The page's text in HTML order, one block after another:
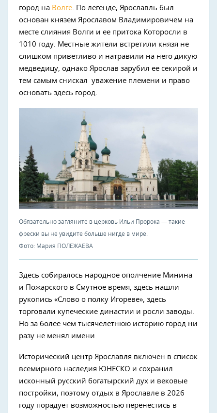
город на Волге. По легенде, Ярославль был
основан князем Ярославом Владимировичем на
месте слияния Волги и ее притока Которосли в
1010 году. Местные жители встретили князя не
слишком приветливо и натравили на него дикую
медведицу, однако Ярослав зарубил ее секирой и
тем самым снискал уважение племени и право
основать здесь город.
Обязательно загляните в церковь Ильи Пророка — такие
фрески вы не увидите больше нигде в мире.
Фото: Мария ПОЛЕЖАЕВА
Здесь собиралось народное ополчение Минина
и Пожарского в Смутное время, здесь нашли
рукопись «Слово о полку Игореве», здесь
торговали купеческие династии и росли заводы.
Но за более чем тысячелетнюю историю город ни
разу не менял имени.
Исторический центр Ярославля включен в список
всемирного наследия ЮНЕСКО и сохранил
исконный русский богатырский дух и вековые
постройки, поэтому отдых в Ярославле в 2026
году порадует возможностью перенестись в